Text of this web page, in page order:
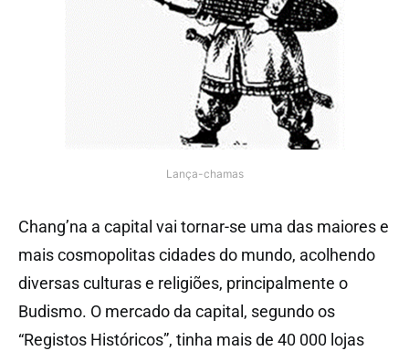
Lança-chamas
Chang’na a capital vai tornar-se uma das maiores e
mais cosmopolitas cidades do mundo, acolhendo
diversas culturas e religiões, principalmente o
Budismo. O mercado da capital, segundo os
“Registos Históricos”, tinha mais de 40 000 lojas